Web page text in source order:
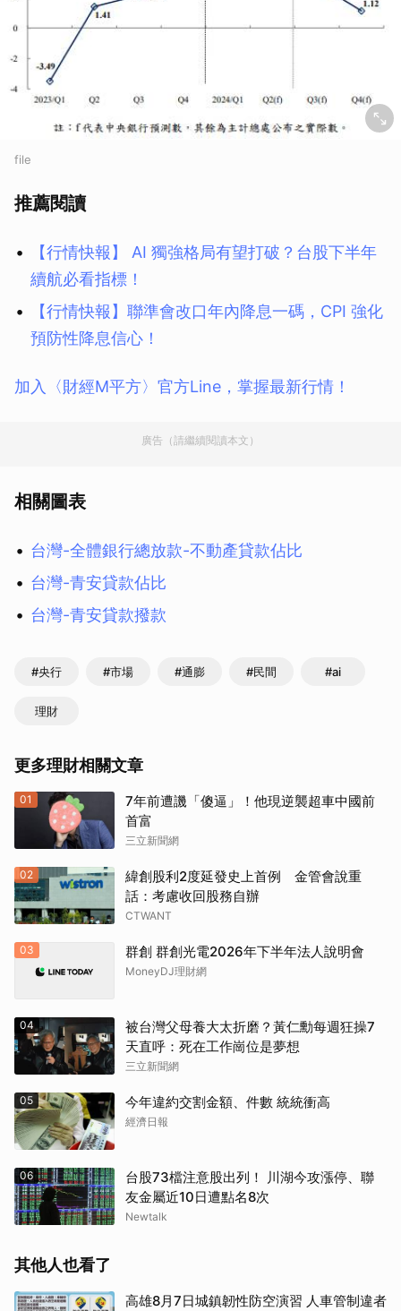
file
推薦閱讀
【行情快報】 AI 獨強格局有望打破？台股下半年
續航必看指標！
【行情快報】聯準會改口年內降息一碼，CPI 強化
預防性降息信心！
加入〈財經M平方〉官方Line，掌握最新行情！
廣告（請繼續閱讀本文）
相關圖表
台灣-全體銀行總放款-不動產貸款佔比
台灣-青安貸款佔比
台灣-青安貸款撥款
#央行 #市場 #通膨 #民間 #ai
理財
更多理財相關文章
01
7年前遭譏「傻逼」！他現逆襲超車中國前
首富
三立新聞網
02
緯創股利2度延發史上首例 金管會說重
話：考慮收回股務自辦
CTWANT
03 群創 群創光電2026年下半年法人說明會
MoneyDJ理財網
04
被台灣父母養大太折磨？黃仁勳每週狂操7
天直呼：死在工作崗位是夢想
三立新聞網
05 今年違約交割金額、件數 統統衝高
經濟日報
06
台股73檔注意股出列！ 川湖今攻漲停、聯
友金屬近10日遭點名8次
Newtalk
其他人也看了
高雄8月7日城鎮韌性防空演習 人車管制違者